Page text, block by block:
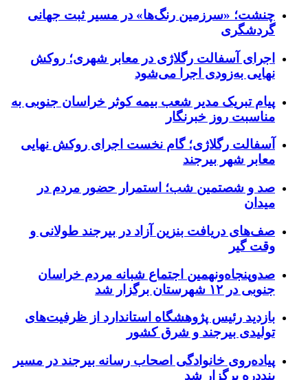
چنشت؛ «سرزمین رنگ‌ها» در مسیر ثبت جهانی
گردشگری
اجرای آسفالت رگلاژی در معابر شهری؛ روکش
نهایی به‌زودی اجرا می‌شود
پیام تبریک مدیر شعب بیمه کوثر خراسان جنوبی به
مناسبت روز خبرنگار
آسفالت رگلاژی؛ گام نخست اجرای روکش نهایی
معابر شهر بیرجند
صد و شصتمین شب؛ استمرار حضور مردم در
میدان
صف‌های دریافت بنزین آزاد در بیرجند طولانی و
وقت گیر
صدوپنجاه‌ونهمین اجتماع شبانه مردم خراسان
جنوبی در ۱۲ شهرستان برگزار شد
بازدید رئیس پژوهشگاه استاندارد از ظرفیت‌های
تولیدی بیرجند و شرق کشور
پیاده‌روی خانوادگی اصحاب رسانه بیرجند در مسیر
بنددره برگزار شد